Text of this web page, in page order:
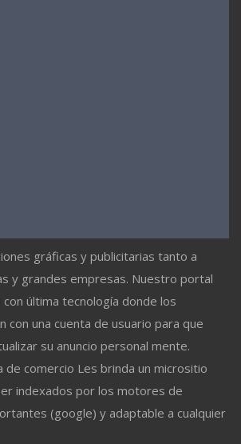
gráficas y publicitarias tanto a
y grandes empresas. Nuestro portal
última tecnología donde los
con una cuenta de usuario para que
su anuncio personal mente.
comercio Les brinda un micrositio
indexados por los motores de
(google) y adaptable a cualquier